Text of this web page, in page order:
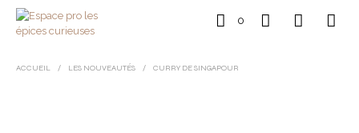
0
ACCUEIL / LES NOUVEAUTÉS / CURRY DE SINGAPOUR